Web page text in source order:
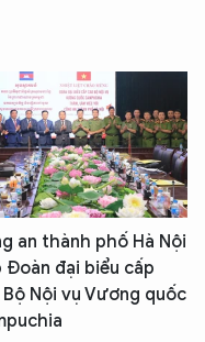
an thành phố Hà Nội
Đoàn đại biểu cấp
Nội vụ Vương quốc